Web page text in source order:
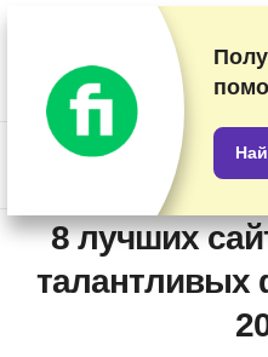
Мы оцениваем продавцов по
тестирования и изучения, а
наши коммерческие
странице содержатся
информации о рекламе
8 лучших
талантливых